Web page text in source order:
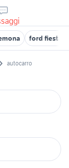
ford fiesta
autocarro